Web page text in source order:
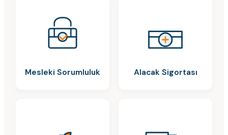
Mesleki Sorumluluk Alacak Sigortası